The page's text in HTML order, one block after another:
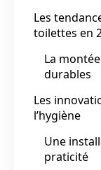
Les
toilettes en
La
durables
Les
l’hygiène
Une
praticité